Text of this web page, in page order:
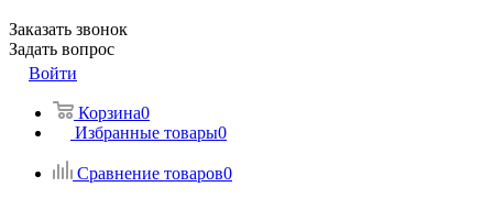
Заказать звонок
Задать вопрос
Войти
Корзина0
Избранные товары0
Сравнение товаров0